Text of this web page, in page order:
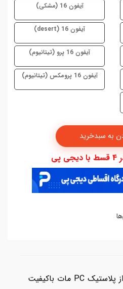
آیفون 16 (مشکی)
آیفون 16 (desert)
آیفون 16 پرو (تیتانیوم)
آیفون 16 پرومکس (تیتانیوم)
جنس بدنه: پشت قاب از پلاستیک PC مات باکیفیت